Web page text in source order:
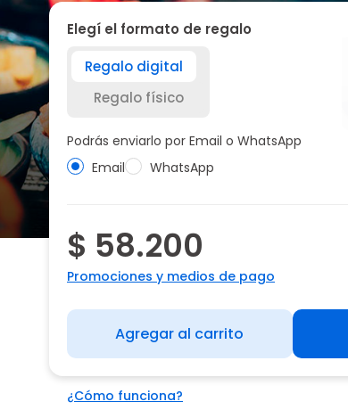
Elegí el formato de regalo
Regalo digital
Regalo físico
Podrás enviarlo por Email o WhatsApp
Email
WhatsApp
$ 58.200
Promociones y medios de pago
Agregar al carrito
¿Cómo funciona?